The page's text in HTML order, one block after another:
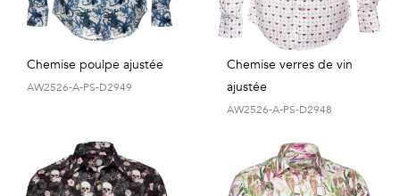
Chemise poulpe ajustée
AW2526-A-PS-D2949
Chemise verres de vin
ajustée
AW2526-A-PS-D2948